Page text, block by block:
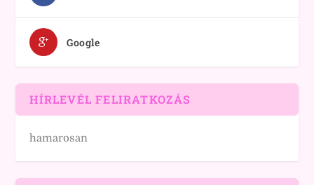
Google
HÍRLEVÉL FELIRATKOZÁS
hamarosan